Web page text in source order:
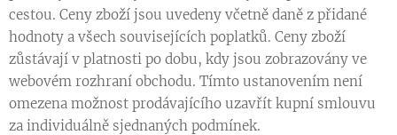
cestou. Ceny zboží jsou uvedeny včetně daně z přidané
hodnoty a všech souvisejících poplatků. Ceny zboží
zůstávají v platnosti po dobu, kdy jsou zobrazovány ve
webovém rozhraní obchodu. Tímto ustanovením není
omezena možnost prodávajícího uzavřít kupní smlouvu
za individuálně sjednaných podmínek.